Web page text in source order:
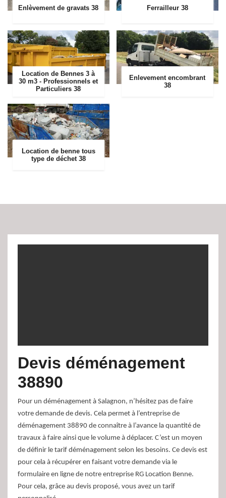
Enlèvement de gravats 38 Ferrailleur 38
Location de Bennes 3 à
30 m3 - Professionnels et
Particuliers 38
Enlevement encombrant
38
Location de benne tous
type de déchet 38
Devis déménagement
38890
Pour un déménagement à Salagnon, n’hésitez pas de faire
votre demande de devis. Cela permet à l’entreprise de
déménagement 38890 de connaître à l’avance la quantité de
travaux à faire ainsi que le volume à déplacer. C’est un moyen
de définir le tarif déménagement selon les besoins. Ce devis est
pour cela à récupérer en faisant votre demande via le
formulaire en ligne de notre entreprise RG Location Benne.
Pour cela, grâce au devis proposé, vous avez un tarif